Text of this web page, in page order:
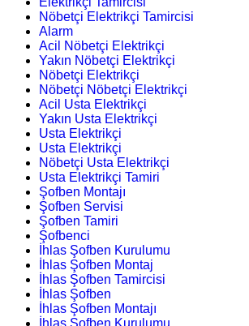
Nöbetçi Elektrikçi Tamircisi
Alarm
Acil Nöbetçi Elektrikçi
Yakın Nöbetçi Elektrikçi
Nöbetçi Elektrikçi
Nöbetçi Nöbetçi Elektrikçi
Acil Usta Elektrikçi
Yakın Usta Elektrikçi
Usta Elektrikçi
Usta Elektrikçi
Nöbetçi Usta Elektrikçi
Usta Elektrikçi Tamiri
Şofben Montajı
Şofben Servisi
Şofben Tamiri
Şofbenci
İhlas Şofben Kurulumu
İhlas Şofben Montaj
İhlas Şofben Tamircisi
İhlas Şofben
İhlas Şofben Montajı
İhlas Şofben Kurulumu